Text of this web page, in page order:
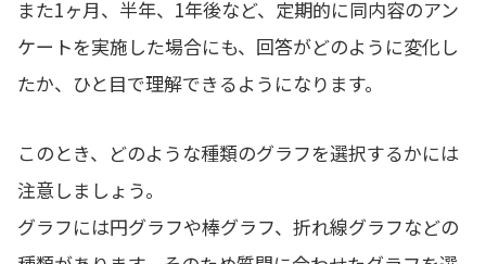
また1ヶ月、半年、1年後など、定期的に同内容のアン
ケートを実施した場合にも、回答がどのように変化し
たか、ひと目で理解できるようになります。
このとき、どのような種類のグラフを選択するかには
注意しましょう。
グラフには円グラフや棒グラフ、折れ線グラフなどの